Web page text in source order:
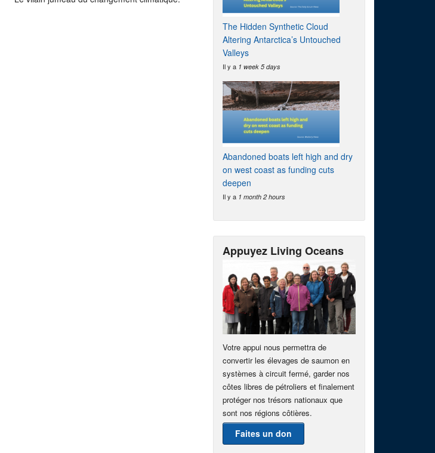
The Hidden Synthetic Cloud
Altering Antarctica’s Untouched
Valleys
Il y a 1 week 5 days
Abandoned boats left high and dry
on west coast as funding cuts
deepen
Il y a 1 month 2 hours
Appuyez Living Oceans
Votre appui nous permettra de
convertir les élevages de saumon en
systèmes à circuit fermé, garder nos
côtes libres de pétroliers et finalement
protéger nos trésors nationaux que
sont nos régions côtières.
Faites un don